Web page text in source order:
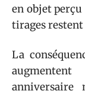
en objet
tirages restent
La
anniversaire